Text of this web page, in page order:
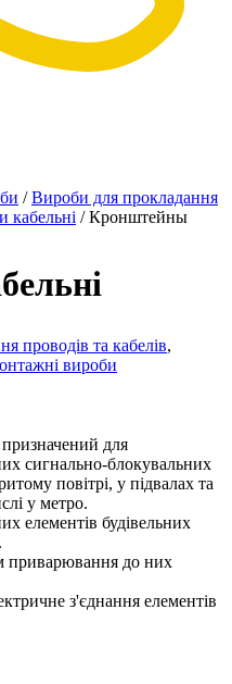
/Вироби для прокладання
кабельні / Кронштейны
проводів та кабелів,
вироби
для
сигнально-блокувальних
повітрі, у підвалах та
у метро.
елементів будівельних
приварювання до них
з'єднання елементів